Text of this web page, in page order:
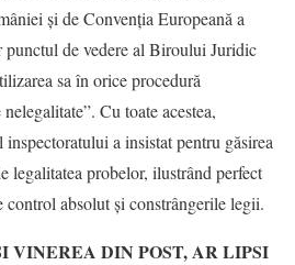
și de Convenția Europeană a
de vedere al Biroului Juridic
sa în orice procedură
Cu toate acestea,
a insistat pentru găsirea
legalitatea probelor, ilustrând perfect
absolut și constrângerile legii.
VINEREA DIN POST,AR LIPSI